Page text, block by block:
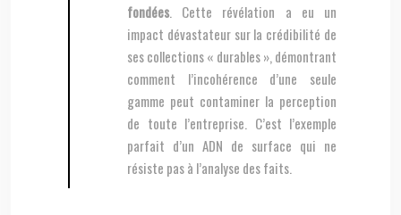
fondées . Cette révélation a eu un
impact dévastateur sur la crédibilité de
ses collections « durables », démontrant
comment l’incohérence d’une seule
gamme peut contaminer la perception
de toute l’entreprise. C’est l’exemple
parfait d’un ADN de surface qui ne
résiste pas à l’analyse des faits.